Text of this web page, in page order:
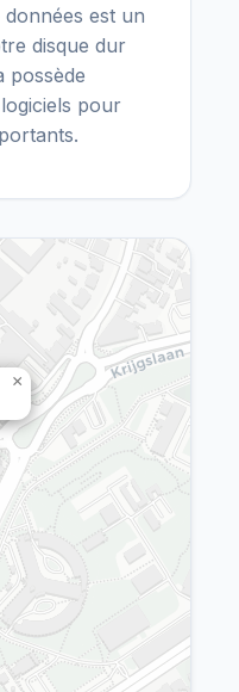
est un
disque dur
possède
pour
×